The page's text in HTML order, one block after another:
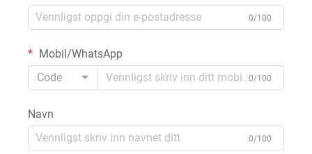
0/100
Mobil/WhatsApp
Code
0/100
Navn
0/100